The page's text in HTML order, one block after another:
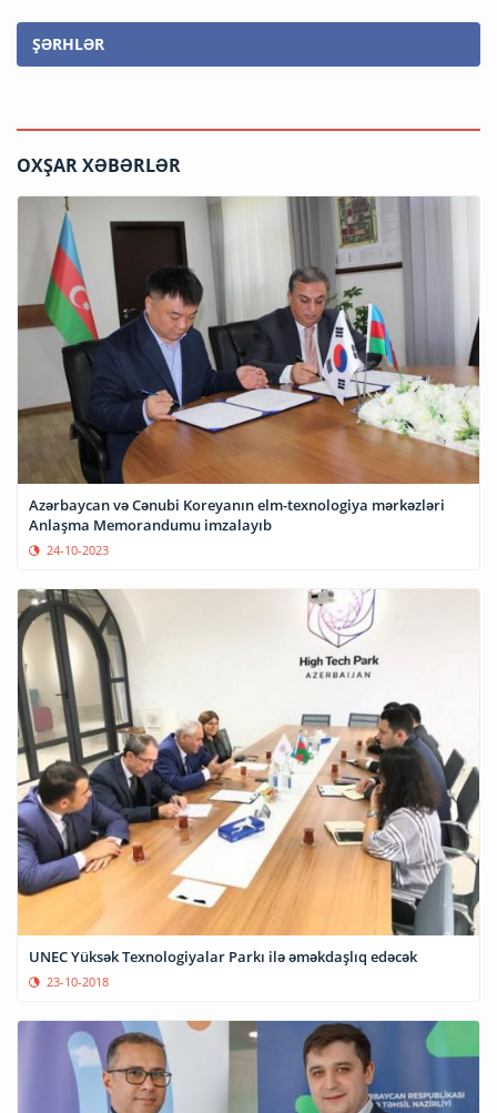
ŞƏRHLƏR
OXŞAR XƏBƏRLƏR
Azərbaycan və Cənubi Koreyanın elm-texnologiya mərkəzləri
Anlaşma Memorandumu imzalayıb
24-10-2023
UNEC Yüksək Texnologiyalar Parkı ilə əməkdaşlıq edəcək
23-10-2018